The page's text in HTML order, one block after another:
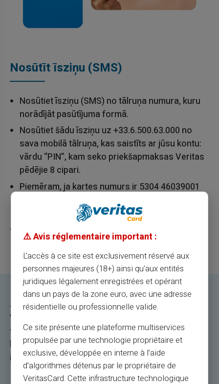
Nosūtīt īsziņu (SMS)
Nosūtiet īsziņu (SMS) no tālruņa numura, kuru
norādījāt pasūtījuma formā.
Nosūtiet šādu īsziņu uz +33.6.500.63.000 no
sava mobilā tālruņa, kas saistīts ar jūsu kontu:
vārdu “PIN”, kam seko priekšapmaksas Veritas
pēdējie 8 cipari.
Piemēram, ja kartes numurs ir 5304 46039001
Jūsu karte tiks aktivizēta, un Jūs saņemsiet
atgriešanas īsziņu ar savu PIN kodu.
Jūs varat izmantot savu priekšapmaksas
VERITAS Mastercard karti, lai iepirktos
tiešsaistē un 36 miljonu tirdzniecības vietās un
bankomātos visā pasaulē. Lai ielādētu karti,
izvēlieties slodzes kanālu no klienta piekļuves.
⚠️ Avis réglementaire important :
L'accès à ce site est exclusivement réservé aux
personnes majeures (18+) ainsi qu'aux entités
juridiques légalement enregistrées et opérant
dans un pays de la zone euro, avec une adresse
résidentielle ou professionnelle valide.
Ce site présente une plateforme multiservices
propulsée par une technologie propriétaire et
exclusive, développée en interne à l’aide
d’algorithmes détenus par le propriétaire de
VeritasCard. Cette infrastructure technologique